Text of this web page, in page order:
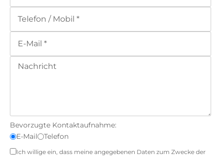
Bevorzugte Kontaktaufnahme:
E-Mail
Telefon
Ich willige ein, dass meine angegebenen Daten zum Zwecke der